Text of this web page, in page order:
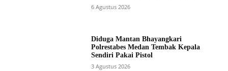
6 Agustus 2026
Diduga Mantan Bhayangkari
Polrestabes Medan Tembak Kepala
Sendiri Pakai Pistol
3 Agustus 2026